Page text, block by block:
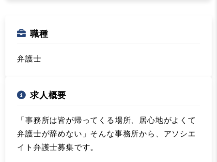
職種
弁護士
求人概要
「事務所は皆が帰ってくる場所、居心地がよくて
弁護士が辞めない」そんな事務所から、アソシエ
イト弁護士募集です。